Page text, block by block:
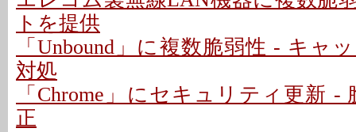
トを提供
「Unbound」に複数脆弱性 - キャ
対処
「Chrome」にセキュリティ更新 -
正